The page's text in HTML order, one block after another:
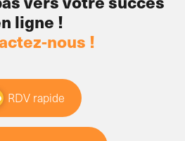
ligne !
nous !
RDV rapide